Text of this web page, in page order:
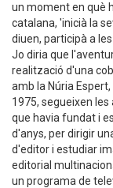
un moment en què
catalana, 'inicià la
diuen, participà a
Jo diria que
realització d'una
amb la Núria
1975, segueixen
que havia fundat i
d'anys, per dirigir
d'editor i estudiar
editorial
un programa de